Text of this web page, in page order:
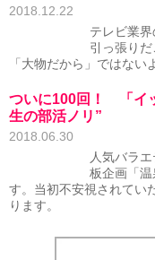
2018.12.22
テレビ業
引っ張り
「大物だから」ではない
ついに100回！ 「イ
生の部活ノリ”
2018.06.30
人気バラ
板企画「
す。当初不安視されてい
ります。